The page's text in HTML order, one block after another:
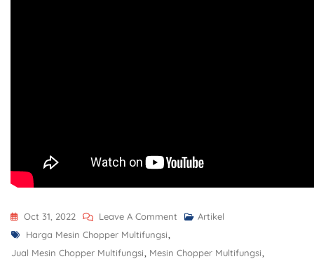
Oct 31, 2022 Leave A Comment
Artikel
Harga Mesin Chopper Multifungsi
Jual Mesin Chopper Multifungsi
Mesin Chopper Multifungsi